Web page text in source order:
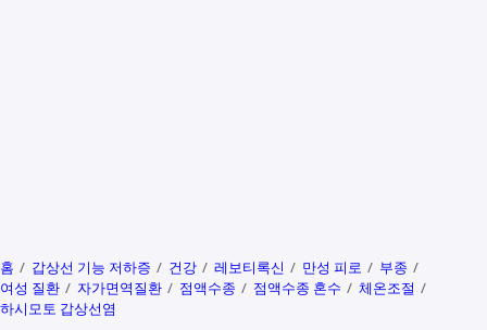
홈 갑상선 기능 저하증 건강 레보티록신 만성 피로
부종
여성 질환
자가면역질환 점액수종 점액수종 혼수
체온조절
하시모토 갑상선염